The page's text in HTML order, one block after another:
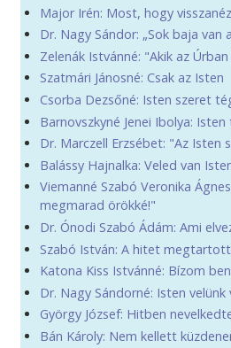
Major Irén: Most, hogy
Dr. Nagy Sándor: „Sok baja van
Zelenák Istvánné: "Akik az
Szatmári Jánosné: Csak az Isten
Csorba Dezsőné: Isten szeret
Barnovszkyné Jenei Ibolya: Isten
Dr. Marczell Erzsébet: "Az Isten
Balássy Hajnalka: Veled van
Viemanné Szabó Veronika
megmarad örökké!"
Dr. Ónodi Szabó Ádám: Ami
Szabó István: A hitet
Katona Kiss Istvánné: Bízom
Dr. Nagy Sándorné: Isten velünk
György József: Hitben
Bán Károly: Nem kellett